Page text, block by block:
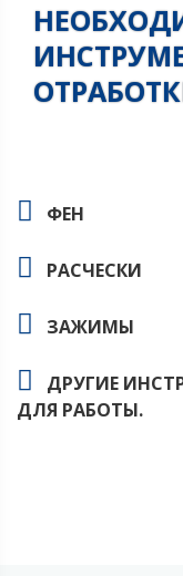
ФЕН
РАСЧЕСКИ
ЗАЖИМЫ
ДРУГИЕ
ДЛЯ РАБОТЫ.